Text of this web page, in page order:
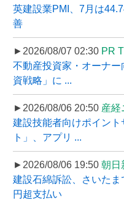
英建設業PMI、7月は
善
►2026/08/07 02:30 PR
不動産投資家・オーナ
資戦略」に ...
►2026/08/06 20:50 産経
建設技能者向けポイン
ト」、アプリ ...
►2026/08/06 19:50 朝日
建設石綿訴訟、さいた
円超支払い